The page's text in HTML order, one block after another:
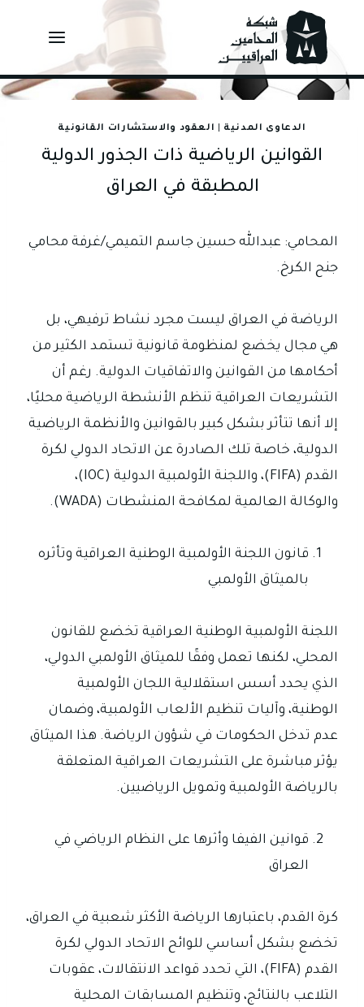
content
الدعاوى المدنية العقود والاستشارات القانونية
القوانين الرياضية ذات الجذور الدولية
المطبقة في العراق
المحامي: عبدالله حسين جاسم التميمي/غرفة محامي
جنح الكرخ.
الرياضة في العراق ليست مجرد نشاط ترفيهي، بل
هي مجال يخضع لمنظومة قانونية تستمد الكثير من
أحكامها من القوانين والاتفاقيات الدولية. رغم أن
التشريعات العراقية تنظم الأنشطة الرياضية محليًا،
إلا أنها تتأثر بشكل كبير بالقوانين والأنظمة الرياضية
الدولية، خاصة تلك الصادرة عن الاتحاد الدولي لكرة
القدم (FIFA)، واللجنة الأولمبية الدولية (IOC)،
والوكالة العالمية لمكافحة المنشطات (WADA).
قانون اللجنة الأولمبية الوطنية العراقية وتأثره
بالميثاق الأولمبي
اللجنة الأولمبية الوطنية العراقية تخضع للقانون
المحلي، لكنها تعمل وفقًا للميثاق الأولمبي الدولي،
الذي يحدد أسس استقلالية اللجان الأولمبية
الوطنية، وآليات تنظيم الألعاب الأولمبية، وضمان
عدم تدخل الحكومات في شؤون الرياضة. هذا الميثاق
يؤثر مباشرة على التشريعات العراقية المتعلقة
بالرياضة الأولمبية وتمويل الرياضيين.
قوانين الفيفا وأثرها على النظام الرياضي في
العراق
كرة القدم، باعتبارها الرياضة الأكثر شعبية في العراق،
تخضع بشكل أساسي للوائح الاتحاد الدولي لكرة
القدم (FIFA)، التي تحدد قواعد الانتقالات، عقوبات
التلاعب بالنتائج، وتنظيم المسابقات المحلية